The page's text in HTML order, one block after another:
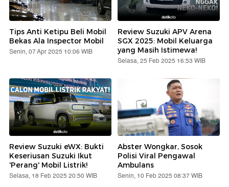
Tips Anti Ketipu Beli Mobil
Bekas Ala Inspector Mobil
Senin, 07 Apr 2025 10:06 WIB
Review Suzuki APV Arena
SGX 2025: Mobil Keluarga
yang Masih Istimewa!
Selasa, 25 Feb 2025 16:53 WIB
Review Suzuki eWX: Bukti
Keseriusan Suzuki Ikut
'Perang' Mobil Listrik!
Selasa, 18 Feb 2025 20:50 WIB
Abster Wongkar, Sosok
Polisi Viral Pengawal
Ambulans
Senin, 10 Feb 2025 08:37 WIB